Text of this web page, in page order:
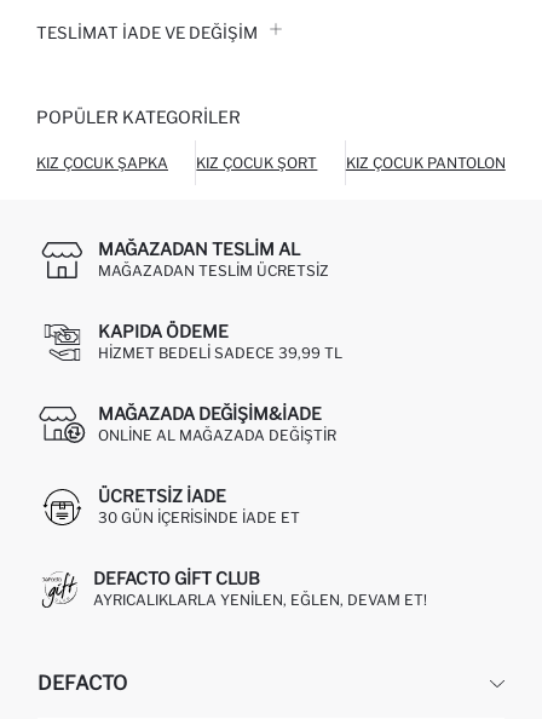
TESLIMAT İADE VE DEĞIŞIM
POPÜLER KATEGORILER
KIZ ÇOCUK ŞAPKA KIZ ÇOCUK ŞORT KIZ ÇOCUK PANTOLON
MAĞAZADAN TESLIM AL
MAĞAZADAN TESLIM ÜCRETSIZ
KAPIDA ÖDEME
HIZMET BEDELI SADECE 39,99 TL
MAĞAZADA DEĞIŞIM&İADE
ONLINE AL MAĞAZADA DEĞIŞTIR
ÜCRETSIZ IADE
30 GÜN IÇERISINDE IADE ET
DEFACTO GIFT CLUB
AYRICALIKLARLA YENILEN, EĞLEN, DEVAM ET!
DEFACTO